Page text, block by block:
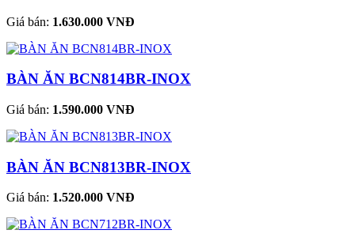
Giá bán: 1.630.000 VNĐ
BÀN ĂN BCN814BR-INOX
Giá bán: 1.590.000 VNĐ
BÀN ĂN BCN813BR-INOX
Giá bán: 1.520.000 VNĐ